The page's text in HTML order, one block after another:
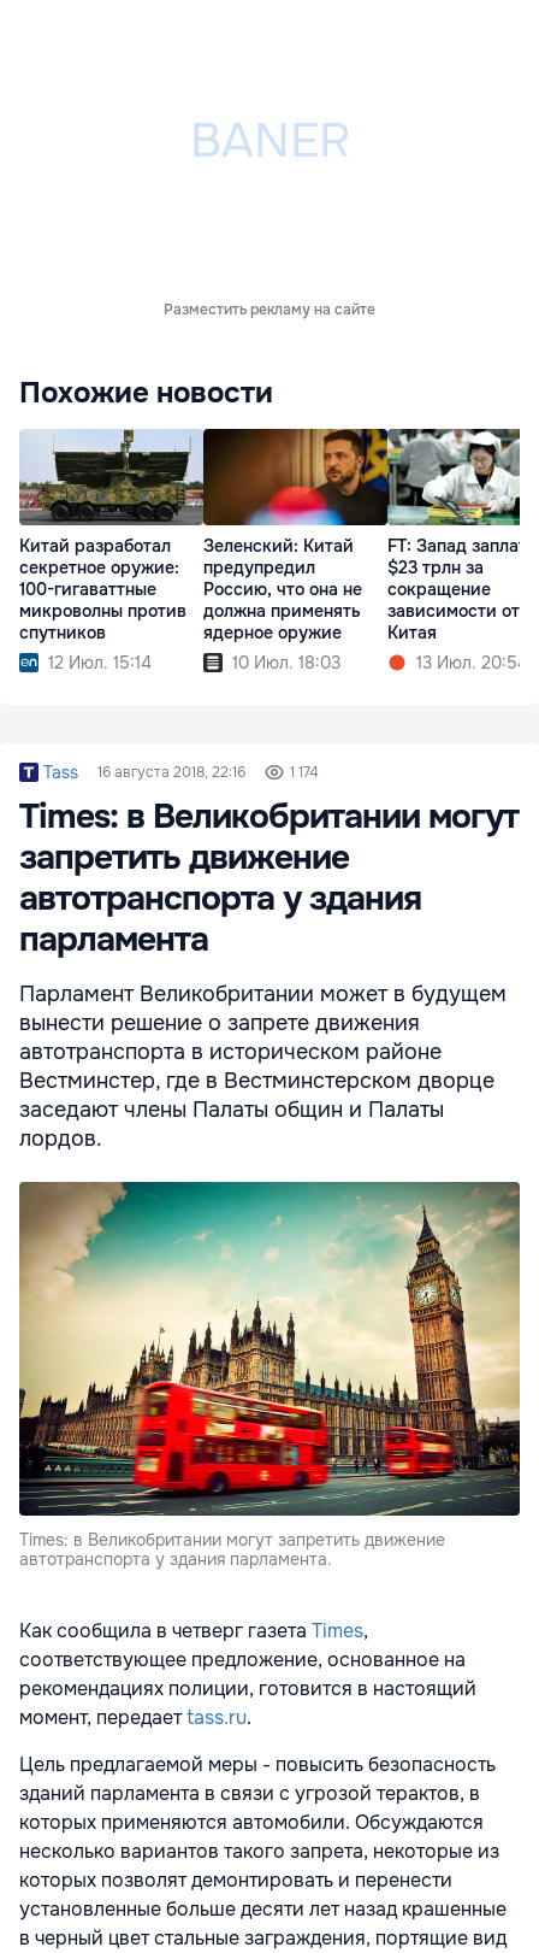
Разместить рекламу на сайте
Похожие новости
Китай разработал
секретное оружие:
100-гигаваттные
микроволны против
спутников
12 Июл. 15:14
Зеленский: Китай
предупредил
Россию, что она не
должна применять
ядерное оружие
10 Июл. 18:03
FT: Запад
$23 трлн за
сокращение
зависимости от
Китая
13 Июл. 20:54
Tass 16 августа 2018, 22:16 1 174
Times: в Великобритании могут
запретить движение
автотранспорта у здания
парламента
Парламент Великобритании может в будущем
вынести решение о запрете движения
автотранспорта в историческом районе
Вестминстер, где в Вестминстерском дворце
заседают члены Палаты общин и Палаты
лордов.
Times: в Великобритании могут запретить движение
автотранспорта у здания парламента.
Как сообщила в четверг газета Times,
соответствующее предложение, основанное на
рекомендациях полиции, готовится в настоящий
момент, передаетtass.ru.
Цель предлагаемой меры - повысить безопасность
зданий парламента в связи с угрозой терактов, в
которых применяются автомобили. Обсуждаются
несколько вариантов такого запрета, некоторые из
которых позволят демонтировать и перенести
установленные больше десяти лет назад крашенные
в черный цвет стальные заграждения, портящие вид